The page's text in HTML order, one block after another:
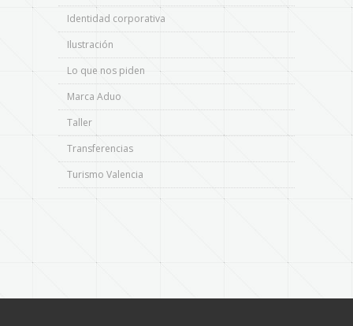
Identidad corporativa
Ilustración
Lo que nos piden
Marca Aduo
Taller
Transferencias
Turismo Valencia